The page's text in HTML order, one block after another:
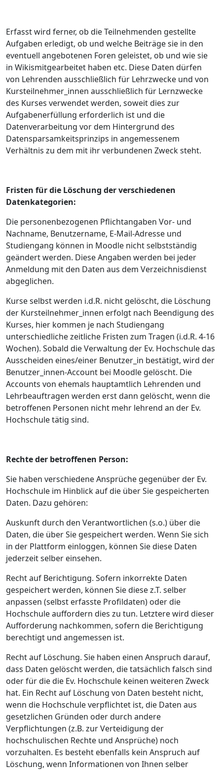
Erfasst wird ferner, ob die Teilnehmenden gestellte
Aufgaben erledigt, ob und welche Beiträge sie in den
eventuell angebotenen Foren geleistet, ob und wie sie
in Wikismitgearbeitet haben etc. Diese Daten dürfen
von Lehrenden ausschließlich für Lehrzwecke und von
Kursteilnehmer_innen ausschließlich für Lernzwecke
des Kurses verwendet werden, soweit dies zur
Aufgabenerfüllung erforderlich ist und die
Datenverarbeitung vor dem Hintergrund des
Datensparsamkeitsprinzips in angemessenem
Verhältnis zu dem mit ihr verbundenen Zweck steht.
Fristen für die Löschung der verschiedenen
Datenkategorien:
Die personenbezogenen Pflichtangaben Vor- und
Nachname, Benutzername, E-Mail-Adresse und
Studiengang können in Moodle nicht selbstständig
geändert werden. Diese Angaben werden bei jeder
Anmeldung mit den Daten aus dem Verzeichnisdienst
abgeglichen.
Kurse selbst werden i.d.R. nicht gelöscht, die Löschung
der Kursteilnehmer_innen erfolgt nach Beendigung des
Kurses, hier kommen je nach Studiengang
unterschiedliche zeitliche Fristen zum Tragen (i.d.R. 4-16
Wochen). Sobald die Verwaltung der Ev. Hochschule das
Ausscheiden eines/einer Benutzer_in bestätigt, wird der
Benutzer_innen-Account bei Moodle gelöscht. Die
Accounts von ehemals hauptamtlich Lehrenden und
Lehrbeauftragen werden erst dann gelöscht, wenn die
betroffenen Personen nicht mehr lehrend an der Ev.
Hochschule tätig sind.
Rechte der betroffenen Person:
Sie haben verschiedene Ansprüche gegenüber der Ev.
Hochschule im Hinblick auf die über Sie gespeicherten
Daten. Dazu gehören:
Auskunft durch den Verantwortlichen (s.o.) über die
Daten, die über Sie gespeichert werden. Wenn Sie sich
in der Plattform einloggen, können Sie diese Daten
jederzeit selber einsehen.
Recht auf Berichtigung. Sofern inkorrekte Daten
gespeichert werden, können Sie diese z.T. selber
anpassen (selbst erfasste Profildaten) oder die
Hochschule auffordern dies zu tun. Letztere wird dieser
Aufforderung nachkommen, sofern die Berichtigung
berechtigt und angemessen ist.
Recht auf Löschung. Sie haben einen Anspruch darauf,
dass Daten gelöscht werden, die tatsächlich falsch sind
oder für die die Ev. Hochschule keinen weiteren Zweck
hat. Ein Recht auf Löschung von Daten besteht nicht,
wenn die Hochschule verpflichtet ist, die Daten aus
gesetzlichen Gründen oder durch andere
Verpflichtungen (z.B. zur Verteidigung der
hochschulischen Rechte und Ansprüche) noch
vorzuhalten. Es besteht ebenfalls kein Anspruch auf
Löschung, wenn Informationen von Ihnen selber